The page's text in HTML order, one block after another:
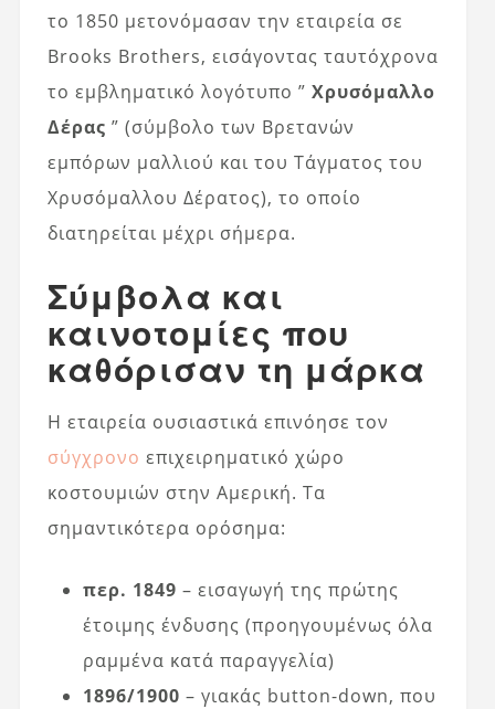
το 1850 μετονόμασαν την εταιρεία σε
Brooks Brothers, εισάγοντας ταυτόχρονα
το εμβληματικό λογότυπο ” Χρυσόμαλλο
Δέρας ” (σύμβολο των Βρετανών
εμπόρων μαλλιού και του Τάγματος του
Χρυσόμαλλου Δέρατος), το οποίο
διατηρείται μέχρι σήμερα.
Σύμβολα και
καινοτομίες που
καθόρισαν τη μάρκα
Η εταιρεία ουσιαστικά επινόησε τον
σύγχρονο επιχειρηματικό χώρο
κοστουμιών στην Αμερική. Τα
σημαντικότερα ορόσημα:
περ. 1849 – εισαγωγή της πρώτης
έτοιμης ένδυσης (προηγουμένως όλα
ραμμένα κατά παραγγελία)
1896/1900 – γιακάς button-down, που